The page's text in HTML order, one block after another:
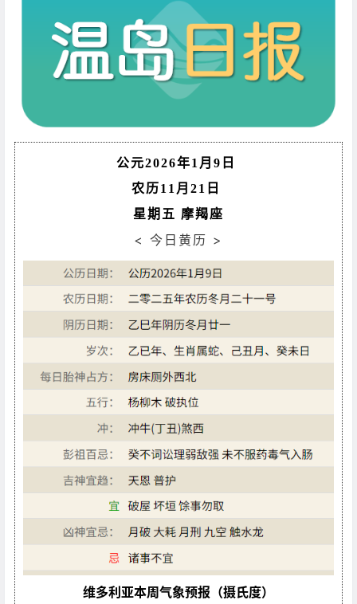
公元2026年1月9日
农历11月21日
星期五 摩羯座
< 今日黄历 >
维多利亚本周气象预报（摄氏度）